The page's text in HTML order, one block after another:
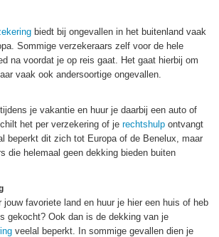
biedt bij ongevallen in het buitenland vaak
Sommige verzekeraars zelf voor de hele
na voordat je op reis gaat. Het gaat hierbij om
vaak ook andersoortige ongevallen.
je vakantie en huur je daarbij een auto of
het per verzekering of je rechtshulp ontvangt
beperkt dit zich tot Europa of de Benelux, maar
die helemaal geen dekking bieden buiten
jouw favoriete land en huur je hier een huis of heb
gekocht? Ook dan is de dekking van je
veelal beperkt. In sommige gevallen dien je